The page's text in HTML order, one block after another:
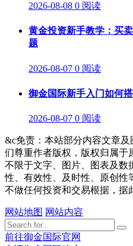
2026-08-08 0 阅读
黄金投资新手教学：买
题
2026-08-07 0 阅读
御金国际新手入门如何
2026-08-07 0 阅读
&c免责：本站部分内容文章
们尊重作者版权，版权归属于
不限于文字、图片、图表及数
性、有效性、及时性、原创性
不做任何投资和交易根据，据
网站地图 网站内容
前往御金国际官网